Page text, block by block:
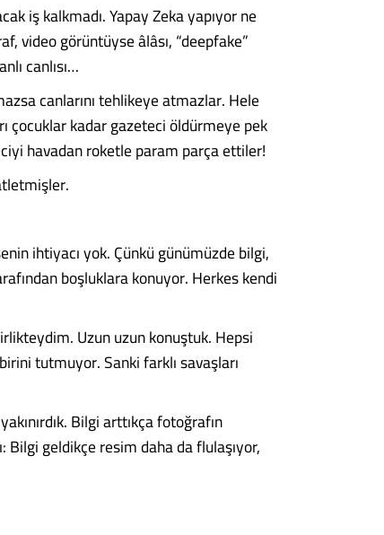
iş kalkmadı. Yapay Zeka yapıyor ne
video görüntüyse âlâsı, “deepfake”
canlısı…
canlarını tehlikeye atmazlar. Hele
çocuklar kadar gazeteci öldürmeye pek
havadan roketle param parça ettiler!
ihtiyacı yok. Çünkü günümüzde bilgi,
boşluklara konuyor. Herkes kendi
Uzun uzun konuştuk. Hepsi
tutmuyor. Sanki farklı savaşları
Bilgi arttıkça fotoğrafın
geldikçe resim daha da flulaşıyor,